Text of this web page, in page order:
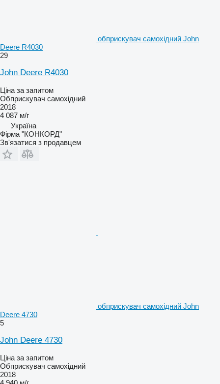
обприскувач самохідний John
Deere R4030
29
John Deere R4030
Ціна за запитом
Обприскувач самохідний
2018
4 087 м/г
Україна
Фірма "КОНКОРД"
Зв'язатися з продавцем
обприскувач самохідний John
Deere 4730
5
John Deere 4730
Ціна за запитом
Обприскувач самохідний
2018